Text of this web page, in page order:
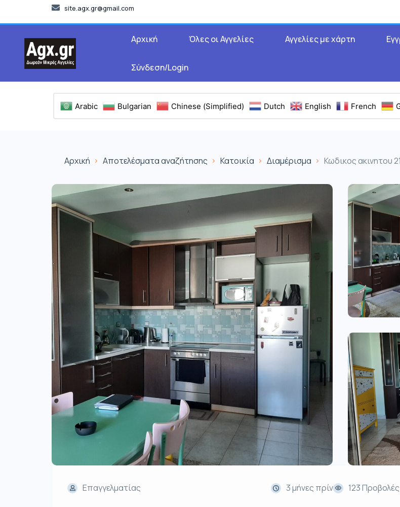
site.agx.gr@gmail.com
Αρχική Όλες οι Αγγελίες Αγγελίες με χάρτη
Σύνδεση/Login
Arabic Bulgarian Chinese (Simplified) Dutch English French
Αρχική Αποτελέσματα αναζήτησης Κατοικία Διαμέρισμα Κωδικος ακινητου
Επαγγελματίας 3 μήνες πρίν 123 Προβολές